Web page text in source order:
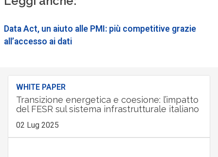
Data Act, un aiuto alle PMI: più competitive grazie
all’accesso ai dati
WHITE PAPER
Transizione energetica e coesione: l’impatto
del FESR sul sistema infrastrutturale italiano
02 Lug 2025